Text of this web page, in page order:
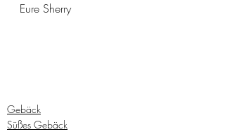
Eure Sherry
Gebäck
Süßes Gebäck